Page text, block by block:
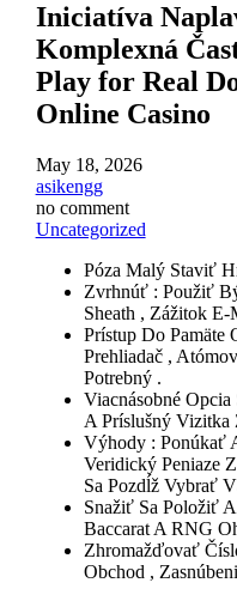
Iniciatíva
Komplexná
Play for Real
Online Casino
May 18, 2026
asikengg
no comment
Uncategorized
Póza Malý Staviť
Zvrhnúť : Použiť
Sheath , Zážitok
Prístup Do
Prehliadač ,
Potrebný .
Viacnásobné
A Príslušný Vizitka
Výhody : Ponúkať
Veridický Peniaze
Sa Pozdĺž Vybrať
Snažiť Sa Položiť
Baccarat A RNG
Zhromažďovať
Obchod ,